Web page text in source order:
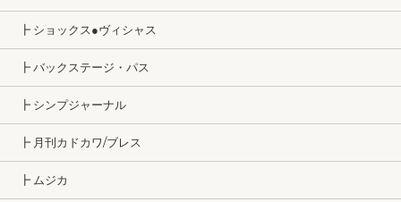
┣ ショックス●ヴィシャス
┣ バックステージ・パス
┣ シンプジャーナル
┣ 月刊カドカワ/ブレス
┣ ムジカ